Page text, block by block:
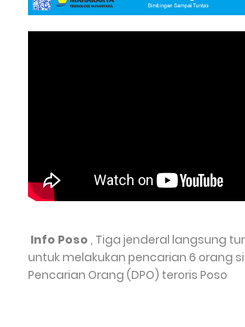
Info Poso , Tiga jenderal langsung
untuk melakukan pencarian 6 orang
Pencarian Orang (DPO) teroris Poso